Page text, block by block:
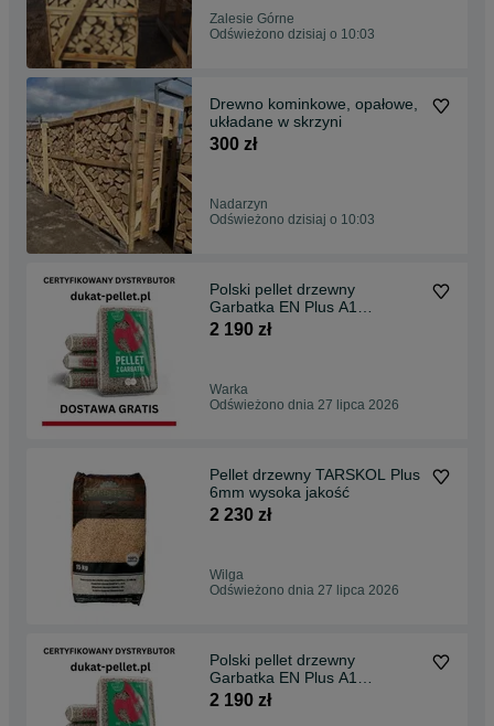
Zalesie Górne
Odświeżono dzisiaj o 10:03
Drewno kominkowe, opałowe,
układane w skrzyni
300 zł
Nadarzyn
Odświeżono dzisiaj o 10:03
Polski pellet drzewny
Garbatka EN Plus A1
transport gratis
2 190 zł
Warka
Odświeżono dnia 27 lipca 2026
Pellet drzewny TARSKOL Plus
6mm wysoka jakość
2 230 zł
Wilga
Odświeżono dnia 27 lipca 2026
Polski pellet drzewny
Garbatka EN Plus A1
transport gratis
2 190 zł